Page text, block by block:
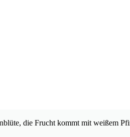
die Frucht kommt mit weißem